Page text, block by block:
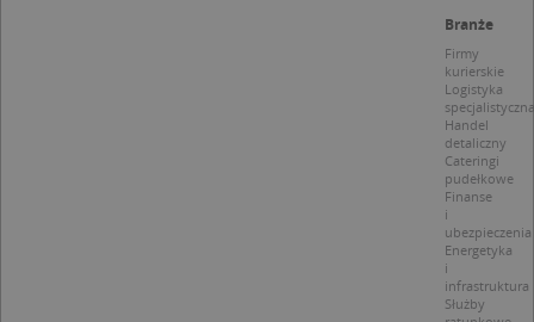
Branże
Firmy
kurierskie
Logistyka
specjalistyczna
Handel
detaliczny
Cateringi
pudełkowe
Finanse
i
ubezpieczenia
Energetyka
i
infrastruktura
Służby
1 rok
1 rok
przechowywania
Opis
Domena
.crossdomain.cookie-